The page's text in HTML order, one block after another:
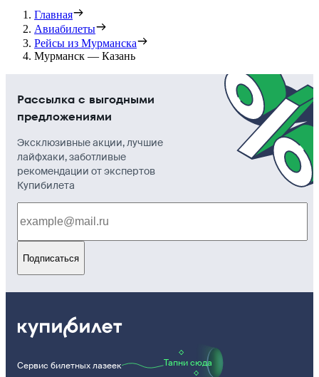
Главная
Авиабилеты
Рейсы из Мурманска
Мурманск — Казань
Рассылка с выгодными
предложениями
Эксклюзивные акции, лучшие
лайфхаки, заботливые
рекомендации от экспертов
Купибилета
Подписаться
Сервис билетных лазеек Тапни сюда